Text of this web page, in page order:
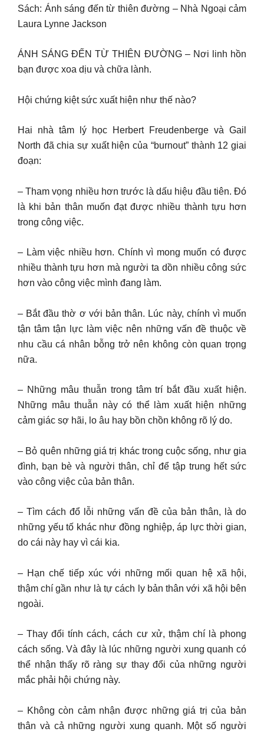
Sách: Ánh sáng đến từ thiên đường – Nhà Ngoại cảm
Laura Lynne Jackson
ÁNH SÁNG ĐẾN TỪ THIÊN ĐƯỜNG – Nơi linh hồn
bạn được xoa dịu và chữa lành.
Hội chứng kiệt sức xuất hiện như thế nào?
Hai nhà tâm lý học Herbert Freudenberge và Gail
North đã chia sự xuất hiện của “burnout” thành 12 giai
đoạn:
– Tham vọng nhiều hơn trước là dấu hiệu đầu tiên. Đó
là khi bản thân muốn đạt được nhiều thành tựu hơn
trong công việc.
– Làm việc nhiều hơn. Chính vì mong muốn có được
nhiều thành tựu hơn mà người ta dồn nhiều công sức
hơn vào công việc mình đang làm.
– Bắt đầu thờ ơ với bản thân. Lúc này, chính vì muốn
tận tâm tận lực làm việc nên những vấn đề thuộc về
nhu cầu cá nhân bỗng trở nên không còn quan trọng
nữa.
– Những mâu thuẫn trong tâm trí bắt đầu xuất hiện.
Những mâu thuẫn này có thể làm xuất hiện những
cảm giác sợ hãi, lo âu hay bồn chồn không rõ lý do.
– Bỏ quên những giá trị khác trong cuộc sống, như gia
đình, bạn bè và người thân, chỉ để tập trung hết sức
vào công việc của bản thân.
– Tìm cách đổ lỗi những vấn đề của bản thân, là do
những yếu tố khác như đồng nghiệp, áp lực thời gian,
do cái này hay vì cái kia.
– Hạn chế tiếp xúc với những mối quan hệ xã hội,
thậm chí gần như là tự cách ly bản thân với xã hội bên
ngoài.
– Thay đổi tính cách, cách cư xử, thậm chí là phong
cách sống. Và đây là lúc những người xung quanh có
thể nhận thấy rõ ràng sự thay đổi của những người
mắc phải hội chứng này.
– Không còn cảm nhận được những giá trị của bản
thân và cả những người xung quanh. Một số người